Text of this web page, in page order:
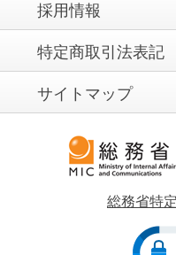
採用情報
特定商取引法表記
サイトマップ
総務省特